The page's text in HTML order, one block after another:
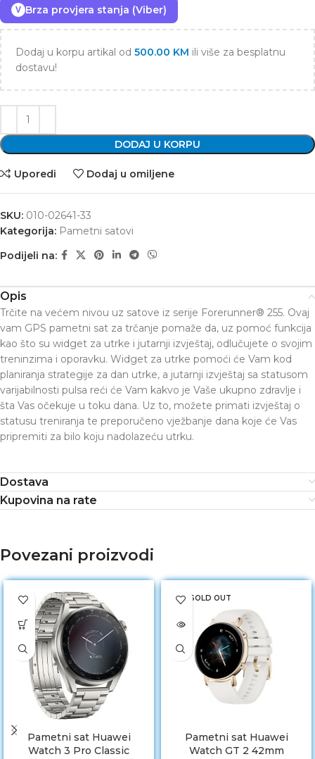
V Brza provjera stanja (Viber)
Dodaj u korpu artikal od 500.00 KM ili više za besplatnu
dostavu!
DODAJ U KORPU
Uporedi Dodaj u omiljene
SKU: 010-02641-33
Kategorija: Pametni satovi
Podijeli na:
Opis
Trčite na većem nivou uz satove iz serije Forerunner® 255. Ovaj
vam GPS pametni sat za trčanje pomaže da, uz pomoć funkcija
kao što su widget za utrke i jutarnji izvještaj, odlučujete o svojim
treninzima i oporavku. Widget za utrke pomoći će Vam kod
planiranja strategije za dan utrke, a jutarnji izvještaj sa statusom
varijabilnosti pulsa reći će Vam kakvo je Vaše ukupno zdravlje i
šta Vas očekuje u toku dana. Uz to, možete primati izvještaj o
statusu treniranja te preporučeno vježbanje dana koje će Vas
pripremiti za bilo koju nadolazeću utrku.
Dostava
Kupovina na rate
Povezani proizvodi
Pametni sat Huawei
Watch 3 Pro Classic
SOLD OUT
Pametni sat Huawei
Watch GT 2 42mm